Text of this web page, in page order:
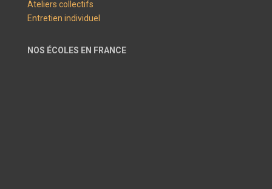
Ateliers collectifs
Entretien individuel
NOS ÉCOLES EN FRANCE